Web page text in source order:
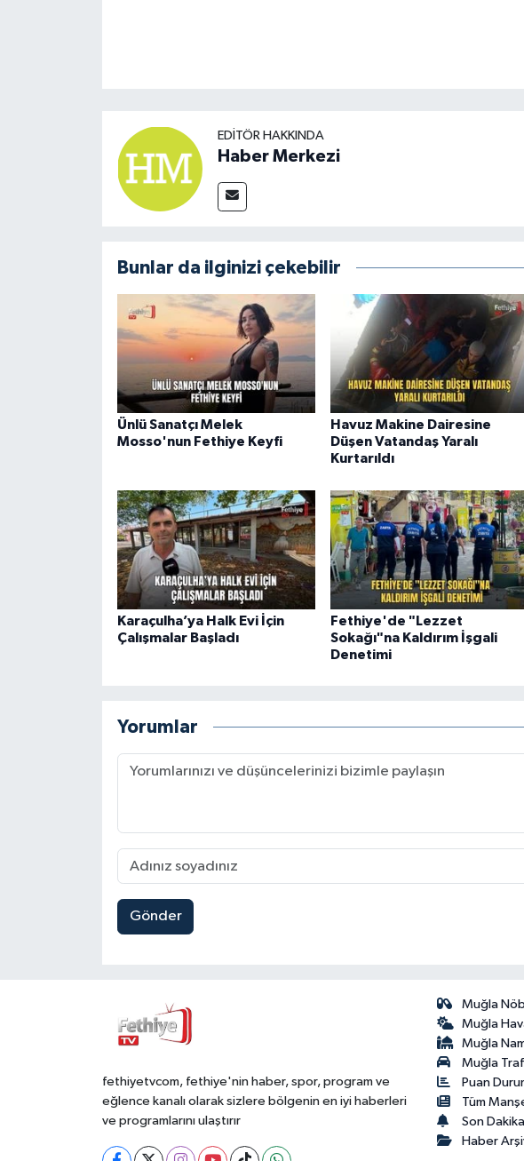
EDITÖR HAKKINDA
Haber Merkezi
Bunlar da ilginizi çekebilir
Ünlü Sanatçı Melek
Mosso'nun Fethiye Keyfi
Havuz Makine Dairesine
Düşen Vatandaş Yaralı
Kurtarıldı
Karaçulha’ya Halk Evi İçin
Çalışmalar Başladı
Fethiye'de "Lezzet
Sokağı"na Kaldırım İşgali
Denetimi
Yorumlar
Gönder
fethiyetvcom, fethiye'nin haber, spor, program ve
eğlence kanalı olarak sizlere bölgenin en iyi haberleri
ve programlarını ulaştırır
Muğla
Muğla
Muğla
Muğla
Puan
Tüm
Son
Haber